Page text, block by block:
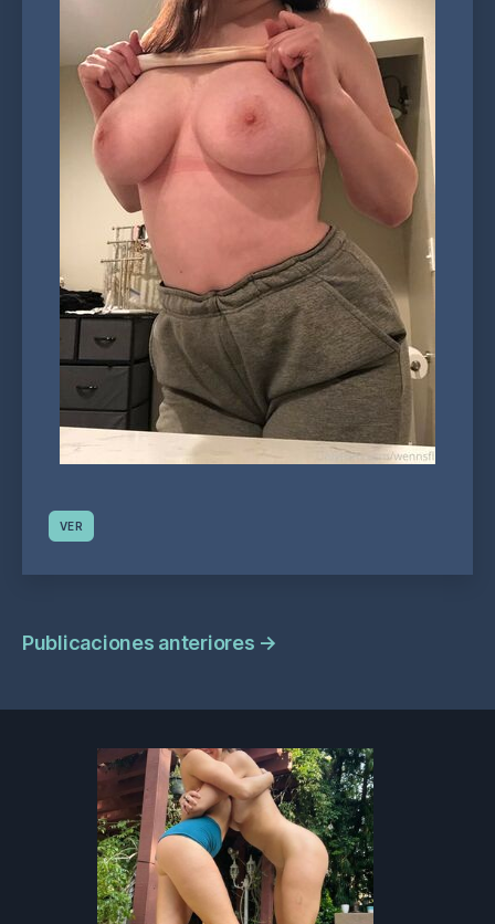
VER
Navegación
publicaciones
Publicaciones anteriores →